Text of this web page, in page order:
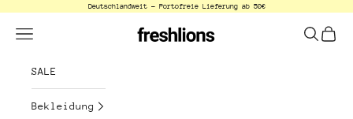
Zum Inhalt springenDeutschlandweit - Portofreie Lieferung ab 50€
freshlions
Menü Suchen
SALE
Bekleidung